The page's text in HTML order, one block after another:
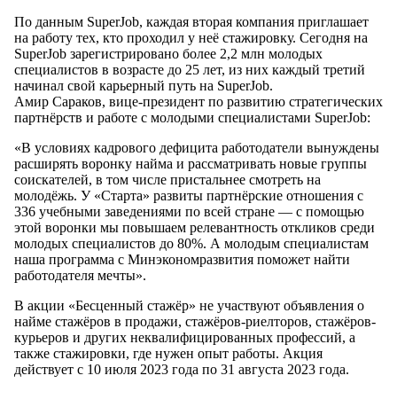
По данным SuperJob, каждая вторая компания приглашает
на работу тех, кто проходил у неё стажировку. Сегодня на
SuperJob зарегистрировано более 2,2 млн молодых
специалистов в возрасте до 25 лет, из них каждый третий
начинал свой карьерный путь на SuperJob.
Амир Сараков, вице-президент по развитию стратегических
партнёрств и работе с молодыми специалистами SuperJob:
«В условиях кадрового дефицита работодатели вынуждены
расширять воронку найма и рассматривать новые группы
соискателей, в том числе пристальнее смотреть на
молодёжь. У «Старта» развиты партнёрские отношения с
336 учебными заведениями по всей стране — с помощью
этой воронки мы повышаем релевантность откликов среди
молодых специалистов до 80%. А молодым специалистам
наша программа с Минэкономразвития поможет найти
работодателя мечты».
В акции «Бесценный стажёр» не участвуют объявления о
найме стажёров в продажи, стажёров-риелторов, стажёров-
курьеров и других неквалифицированных профессий, а
также стажировки, где нужен опыт работы. Акция
действует с 10 июля 2023 года по 31 августа 2023 года.